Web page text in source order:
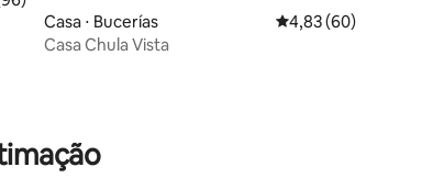
Casa ⋅ Bucerías 4,83 de uma
4,83 (60)
Casa Chula Vista